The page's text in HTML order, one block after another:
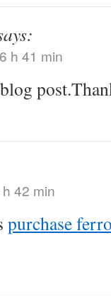
h 41 min
42 min
purchase